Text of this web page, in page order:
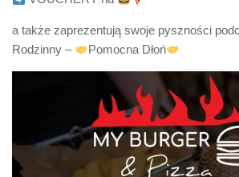
a także zaprezentują swoje pyszności
Rodzinny –
Pomocna Dłoń